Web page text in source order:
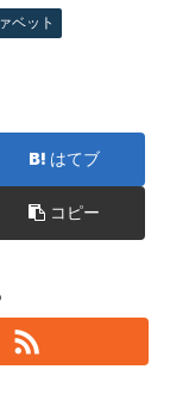
ベット
はてブ
コピー